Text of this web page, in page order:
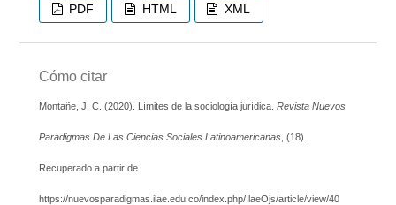
PDF HTML XML
Cómo citar
Montañe, J. C. (2020). Límites de la sociología jurídica. Revista Nuevos
Paradigmas De Las Ciencias Sociales Latinoamericanas, (18).
Recuperado a partir de
https://nuevosparadigmas.ilae.edu.co/index.php/IlaeOjs/article/view/40